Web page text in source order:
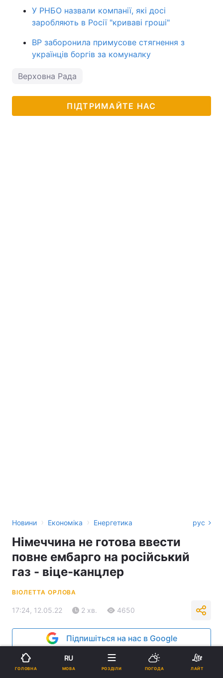
У РНБО назвали компанії, які досі
заробляють в Росії "криваві гроші"
ВР заборонила примусове стягнення з
українців боргів за комуналку
Верховна Рада
ПІДТРИМАЙТЕ НАС
Новини › Економіка › Енергетика рус
Німеччина не готова ввести
повне ембарго на російський
газ - віце-канцлер
ВІОЛЕТТА ОРЛОВА
17:24, 12.05.22 2 хв. 4650
Підпишіться на нас в Google
ГОЛОВНА
RU
МОВА РОЗДІЛИ ПОГОДА ЛАЙТ